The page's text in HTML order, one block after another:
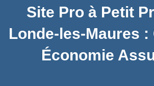
Site Pro à Petit
Londe-les-Maures :
Économie